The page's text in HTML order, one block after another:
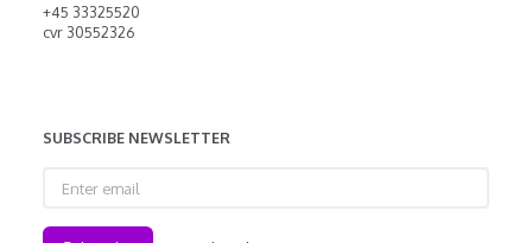
+45 33325520
cvr 30552326
SUBSCRIBE NEWSLETTER
email